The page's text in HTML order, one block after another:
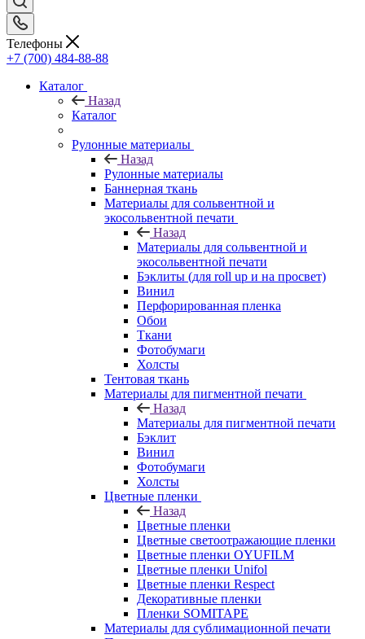
Телефоны
+7 (700) 484-88-88
Каталог
Назад
Каталог
Рулонные материалы
Назад
Рулонные материалы
Баннерная ткань
Материалы для сольвентной и
экосольвентной печати
Назад
Материалы для сольвентной и
экосольвентной печати
Бэклиты (для roll up и на просвет)
Винил
Перфорированная пленка
Обои
Ткани
Фотобумаги
Холсты
Тентовая ткань
Материалы для пигментной печати
Назад
Материалы для пигментной печати
Бэклит
Винил
Фотобумаги
Холсты
Цветные пленки
Назад
Цветные пленки
Цветные светоотражающие пленки
Цветные пленки OYUFILM
Цветные пленки Unifol
Цветные пленки Respect
Декоративные пленки
Пленки SOMITAPE
Материалы для сублимационной печати